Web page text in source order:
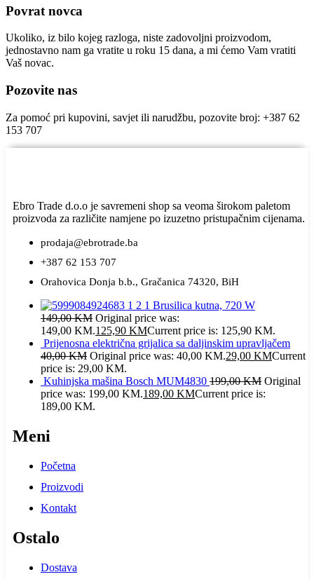
Povrat novca
Ukoliko, iz bilo kojeg razloga, niste zadovoljni proizvodom,
jednostavno nam ga vratite u roku 15 dana, a mi ćemo Vam vratiti
Vaš novac.
Pozovite nas
Za pomoć pri kupovini, savjet ili narudžbu, pozovite broj: +387 62
153 707
Ebro Trade d.o.o je savremeni shop sa veoma širokom paletom
proizvoda za različite namjene po izuzetno pristupačnim cijenama.
prodaja@ebrotrade.ba
+387 62 153 707
Orahovica Donja b.b., Gračanica 74320, BiH
Brusilica kutna, 720 W
149,00KM Original price was:
149,00 KM.125,90 KMCurrent price is: 125,90 KM.
Prijenosna električna grijalica sa daljinskim upravljačem
40,00KM Original price was: 40,00 KM.29,00 KMCurrent
price is: 29,00 KM.
Kuhinjska mašina Bosch MUM4830 199,00KM Original
price was: 199,00 KM.189,00 KMCurrent price is:
189,00 KM.
Meni
Početna
Proizvodi
Kontakt
Ostalo
Dostava